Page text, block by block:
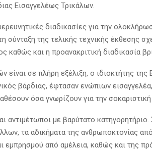
Εισαγγελέως Τρικάλων.
διαδικασίες για την
σύνταξη της τελικής τεχνικής έκθεσης
καθώς και η προανακριτική διαδικασία
σε πλήρη εξέλιξη, ο ιδιοκτήτης της
βάρδιας, έφτασαν ενώπιων
όσα γνωρίζουν για την σοκαριστική
αντιμέτωποι με βαρύτατο
τα αδικήματα της ανθρωποκτονίας
εμπρησμού από αμέλεια, καθώς και της